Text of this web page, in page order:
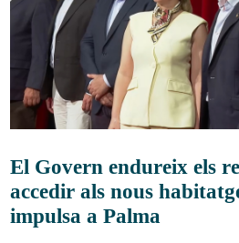
El Govern endureix els
accedir als nous
impulsa a Palma